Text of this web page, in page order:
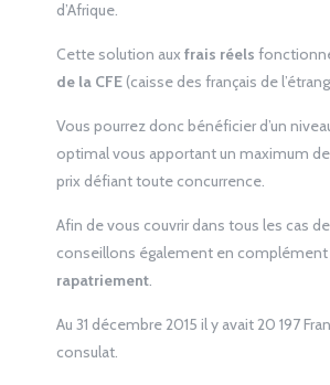
d’Afrique.
Cette solution aux frais réels
de la CFE(caisse des français de
Vous pourrez donc bénéficier d’un
optimal vous apportant un maximum
prix défiant toute concurrence.
Afin de vous couvrir dans tous les cas
conseillons également en complément
rapatriement.
Au 31 décembre 2015 il y avait 20 197
consulat.